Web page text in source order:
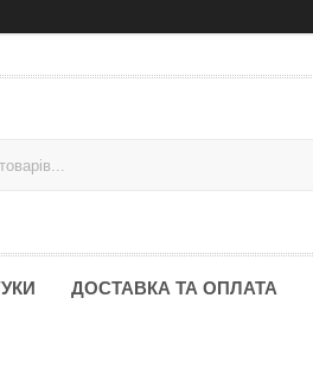
ДОСТАВКА ТА ОПЛАТА